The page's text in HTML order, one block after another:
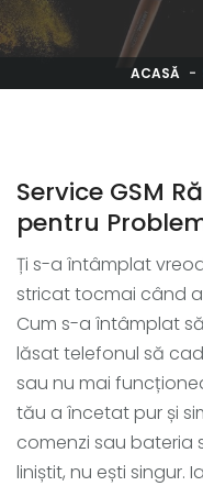
ACASĂ
Service GSM
pentru
Ți s-a întâmplat
stricat tocmai când
Cum s-a întâmplat
lăsat telefonul să
sau nu mai
tău a încetat pur și
comenzi sau bateria
liniștit, nu ești singur.